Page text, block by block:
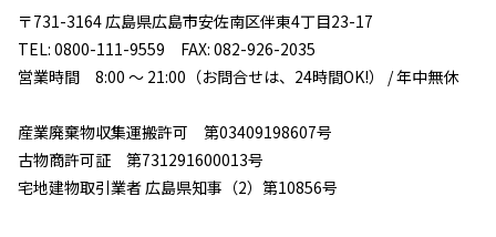
〒731-3164 広島県広島市安佐南区伴東4丁目23-17
TEL: 0800-111-9559 FAX: 082-926-2035
営業時間 8:00 ～ 21:00（お問合せは、24時間OK!） / 年中無休
産業廃棄物収集運搬許可 第03409198607号
古物商許可証 第731291600013号
宅地建物取引業者 広島県知事（2）第10856号